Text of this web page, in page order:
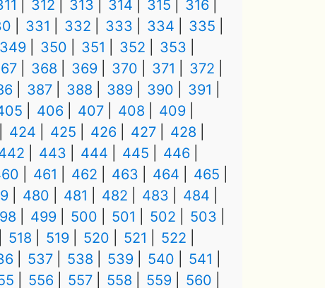
312 313 314 315
316
331 332 333 334
335
349 350 351 352
353
368 369 370 371
372
387 388 389 390
391
406 407 408
409
424 425 426 427
428
443 444 445
446
461 462 463 464
465
480 481 482 483
484
499 500 501 502
503
518 519 520 521
522
537 538 539 540
541
556 557 558 559
560